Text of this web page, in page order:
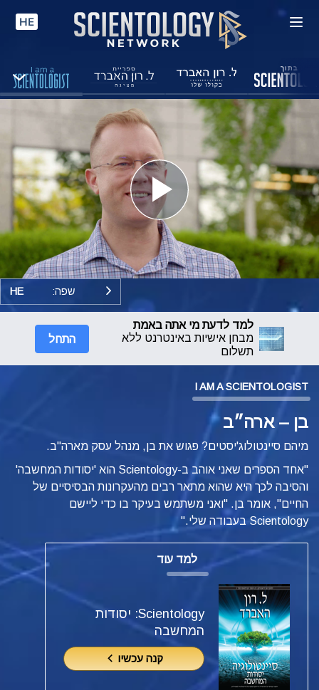
HE
Play
Video
שפה: HE
למד לדעת מי אתה באמת
מבחן אישיות באינטרנט ללא
תשלום
התחל
I AM A SCIENTOLOGIST
בן – ארה״ב
מיהם סיינטולוג'יסטים? פגוש את בן, מנהל עסק מארה"ב.
"אחד הספרים שאני אוהב ב-Scientology הוא 'יסודות המחשבה'
והסיבה לכך היא שהוא מתאר רבים מהעקרונות הבסיסיים של
החיים", אומר בן. "ואני משתמש בעיקר בו כדי ליישם
Scientology בעבודה שלי."
למד עוד
Scientology: יסודות
המחשבה
קנה עכשיו